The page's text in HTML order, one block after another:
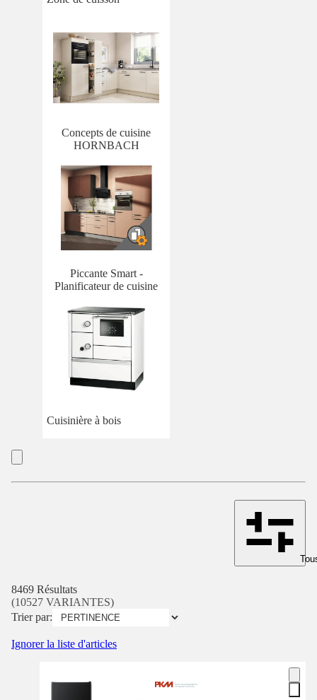
Concepts de cuisine
HORNBACH
Piccante Smart -
Planificateur de cuisine
Cuisinière à bois
8469 Résultats
(10527 VARIANTES)
Trier par:
Ignorer la liste d'articles